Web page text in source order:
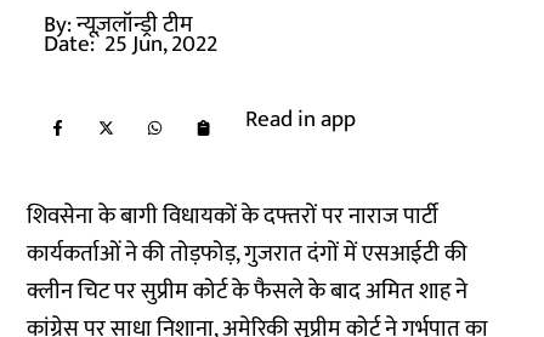
By:न्यूज़लॉन्ड्री टीम
Date: 25 Jun, 2022
Read in app
शिवसेना के बागी विधायकों के दफ्तरों पर नाराज पार्टी
कार्यकर्ताओं ने की तोड़फोड़, गुजरात दंगों में एसआईटी की
क्लीन चिट पर सुप्रीम कोर्ट के फैसले के बाद अमित शाह ने
कांग्रेस पर साधा निशाना, अमेरिकी सुप्रीम कोर्ट ने गर्भपात का